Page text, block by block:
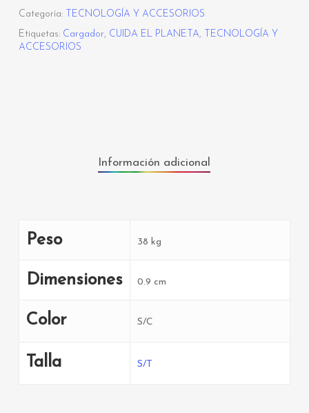
Categoría:
TECNOLOGÍA Y ACCESORIOS
Etiquetas: Cargador, CUIDA EL PLANETA,
TECNOLOGÍA Y
ACCESORIOS
Información adicional
Peso 38 kg
Dimensiones 0.9 cm
Color S/C
Talla S/T